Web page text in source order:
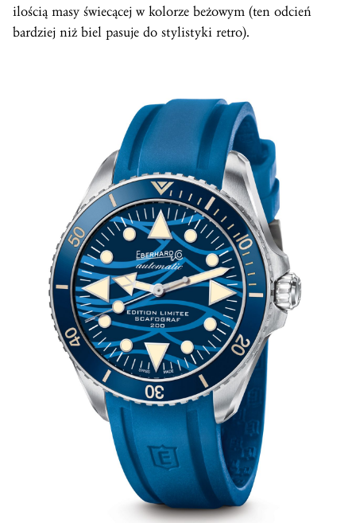
ilością masy świecącej w kolorze beżowym (ten odcień
bardziej niż biel pasuje do stylistyki retro).